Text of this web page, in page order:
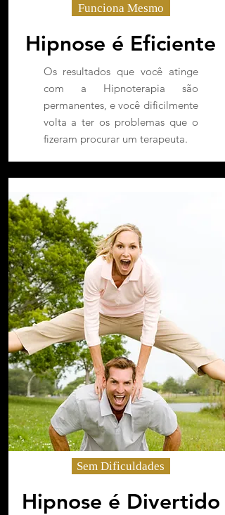
Funciona Mesmo
Hipnose é Eficiente
Os resultados que você atinge
com a Hipnoterapia são
permanentes, e você dificilmente
volta a ter os problemas que o
fizeram procurar um terapeuta.
Sem Dificuldades
Hipnose é Divertido